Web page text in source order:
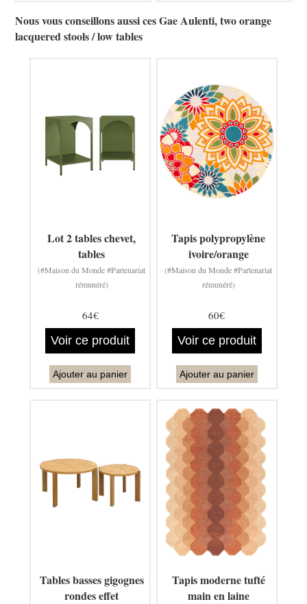
Nous vous conseillons aussi ces Gae Aulenti, two orange
lacquered stools / low tables
Lot 2 tables chevet,
tables
(#Maison du Monde #Partenariat
rémunéré)
64€
Voir ce produit
Ajouter au panier
Tapis polypropylène
ivoire/orange
(#Maison du Monde #Partenariat
rémunéré)
60€
Voir ce produit
Ajouter au panier
Tables basses gigognes
rondes effet
Tapis moderne tufté
main en laine